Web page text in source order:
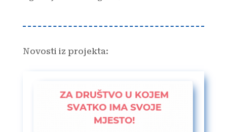
Novosti iz projekta: